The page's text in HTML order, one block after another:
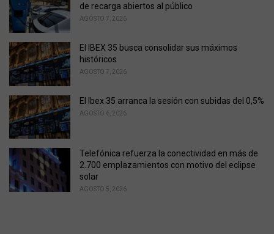
de recarga abiertos al público
AGOSTO 7, 2026
El IBEX 35 busca consolidar sus máximos
históricos
AGOSTO 7, 2026
El Ibex 35 arranca la sesión con subidas del 0,5%
AGOSTO 6, 2026
Telefónica refuerza la conectividad en más de
2.700 emplazamientos con motivo del eclipse
solar
AGOSTO 5, 2026